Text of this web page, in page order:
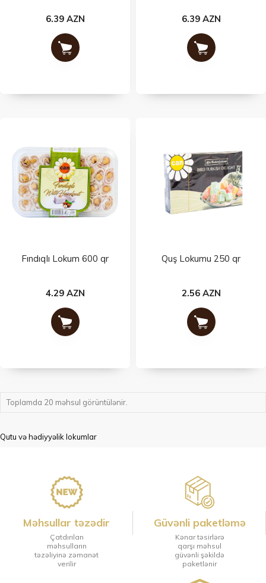
6.39 AZN 6.39 AZN
Fındıqlı Lokum 600 qr
4.29 AZN
Quş Lokumu 250 qr
2.56 AZN
Toplamda 20 məhsul görüntülənir.
Qutu və hədiyyəlik lokumlar
Məhsullar təzədir
Çatdırılan
məhsulların
təzəliyinə zəmanət
verilir
Güvənli paketləmə
Kənar təsirlərə
qarşı məhsul
güvənli şəkildə
paketlənir